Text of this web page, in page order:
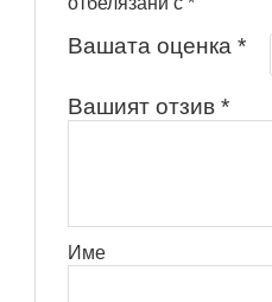
Вашата оценка *
Вашият отзив *
Име